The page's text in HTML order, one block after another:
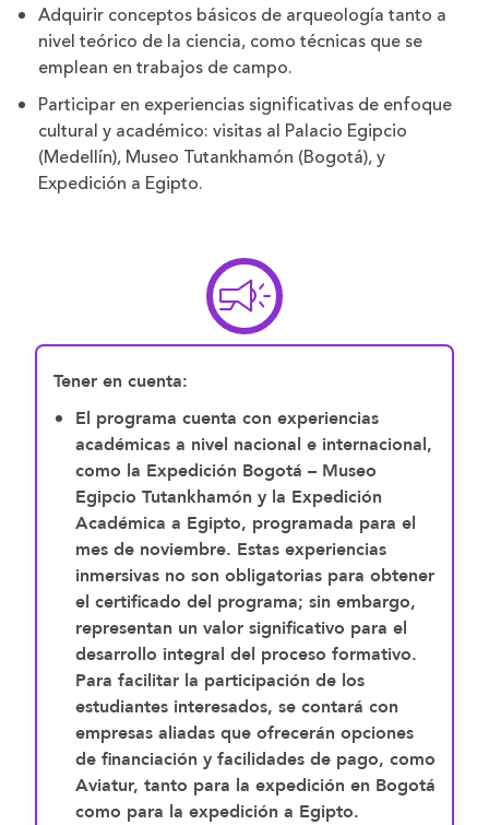
Adquirir conceptos básicos de arqueología tanto a
nivel teórico de la ciencia, como técnicas que se
emplean en trabajos de campo.
Participar en experiencias significativas de enfoque
cultural y académico: visitas al Palacio Egipcio
(Medellín), Museo Tutankhamón (Bogotá), y
Expedición a Egipto.
Tener en cuenta:
El programa cuenta con experiencias
académicas a nivel nacional e internacional,
como la Expedición Bogotá – Museo
Egipcio Tutankhamón y la Expedición
Académica a Egipto, programada para el
mes de noviembre. Estas experiencias
inmersivas no son obligatorias para obtener
el certificado del programa; sin embargo,
representan un valor significativo para el
desarrollo integral del proceso formativo.
Para facilitar la participación de los
estudiantes interesados, se contará con
empresas aliadas que ofrecerán opciones
de financiación y facilidades de pago, como
Aviatur, tanto para la expedición en Bogotá
como para la expedición a Egipto.